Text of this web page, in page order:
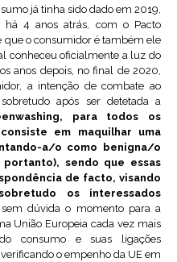
já tinha sido dado em 2019,
4 anos atrás, com o Pacto
que o consumidor é também ele
conheceu oficialmente a luz do
anos depois, no final de 2020,
a intenção de combate ao
após ser detetada a
para todos os
em maquilhar uma
a/o como benigna/o
sendo que essas
de facto, visando
os interessados
sem dúvida o momento para a
União Europeia cada vez mais
consumo e suas ligações
o empenho da UE em